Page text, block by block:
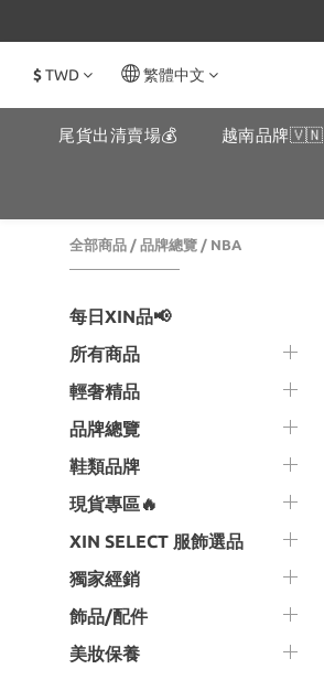
$TWD 繁體中文
尾貨出清賣場💰 越南品牌🇻🇳
全部商品 / 品牌總覽 / NBA
每日XIN品📢
所有商品
輕奢精品
品牌總覽
鞋類品牌
現貨專區🔥
XIN SELECT 服飾選品
獨家經銷
飾品/配件
美妝保養